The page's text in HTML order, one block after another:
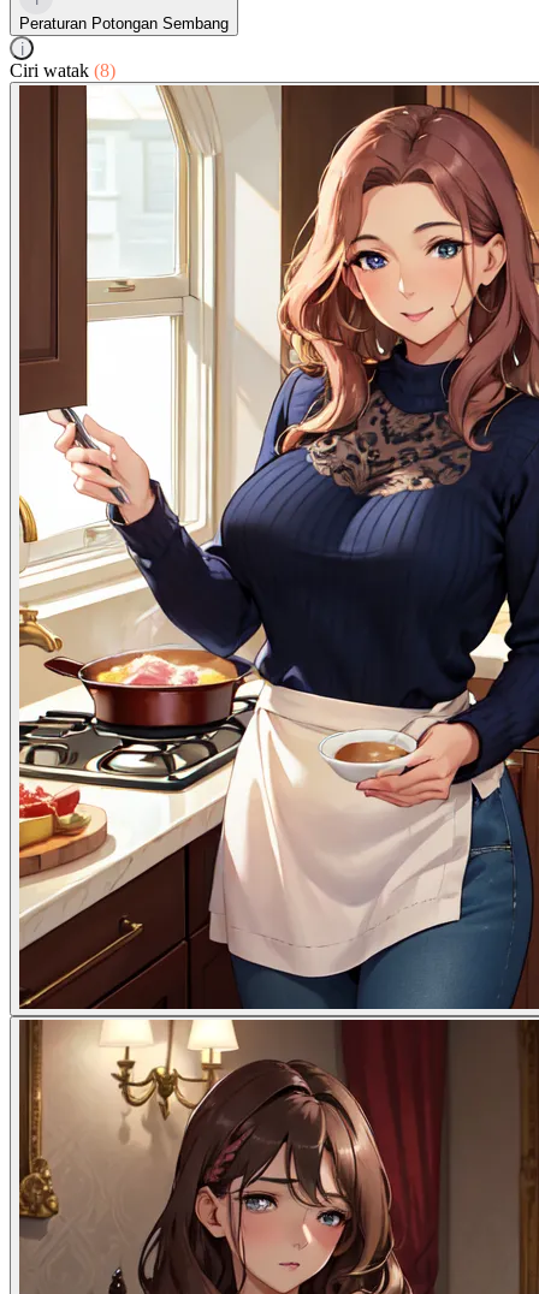
Peraturan Potongan Sembang
i
Ciri watak (8)